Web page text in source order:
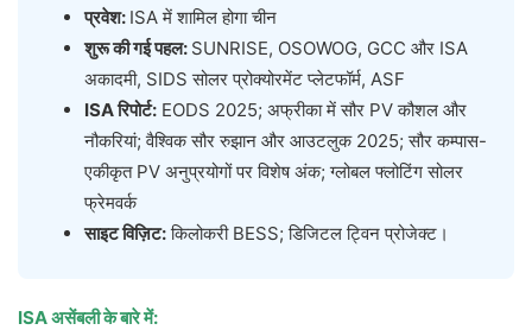
प्रवेश: ISA में शामिल होगा चीन
शुरू की गई पहल: SUNRISE, OSOWOG, GCC और ISA
अकादमी, SIDS सोलर प्रोक्योरमेंट प्लेटफॉर्म, ASF
ISA रिपोर्ट: EODS 2025; अफ्रीका में सौर PV कौशल और
नौकरियां; वैश्विक सौर रुझान और आउटलुक 2025; सौर कम्पास-
एकीकृत PV अनुप्रयोगों पर विशेष अंक; ग्लोबल फ्लोटिंग सोलर
फ्रेमवर्क
साइट विज़िट:किलोकरी BESS; डिजिटल ट्विन प्रोजेक्ट।
ISA असेंबली के बारे में: